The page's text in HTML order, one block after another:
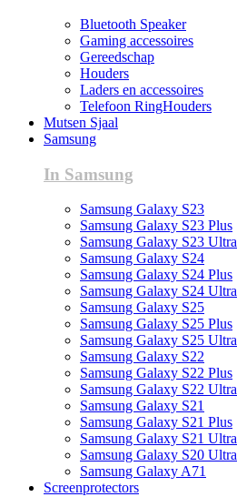
Bluetooth Speaker
Gaming accessoires
Gereedschap
Houders
Laders en accessoires
Telefoon RingHouders
Mutsen Sjaal
Samsung
In Samsung
Samsung Galaxy S23
Samsung Galaxy S23 Plus
Samsung Galaxy S23 Ultra
Samsung Galaxy S24
Samsung Galaxy S24 Plus
Samsung Galaxy S24 Ultra
Samsung Galaxy S25
Samsung Galaxy S25 Plus
Samsung Galaxy S25 Ultra
Samsung Galaxy S22
Samsung Galaxy S22 Plus
Samsung Galaxy S22 Ultra
Samsung Galaxy S21
Samsung Galaxy S21 Plus
Samsung Galaxy S21 Ultra
Samsung Galaxy S20 Ultra
Samsung Galaxy A71
Screenprotectors